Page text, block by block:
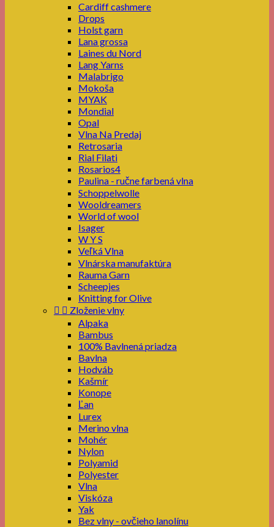
Cardiff cashmere
Drops
Holst garn
Lana grossa
Laines du Nord
Lang Yarns
Malabrigo
Mokoša
MYAK
Mondial
Opal
Vlna Na Predaj
Retrosaria
Rial Filati
Rosarios4
Paulina - ručne farbená vlna
Schoppelwolle
Wooldreamers
World of wool
Isager
W Y S
Veľká Vlna
Vlnárska manufaktúra
Rauma Garn
Scheepjes
Knitting for Olive
  Zloženie vlny
Alpaka
Bambus
100% Bavlnená priadza
Bavlna
Hodváb
Kašmír
Konope
Ľan
Lurex
Merino vlna
Mohér
Nylon
Polyamid
Polyester
Vlna
Viskóza
Yak
Bez vlny - ovčieho lanolínu